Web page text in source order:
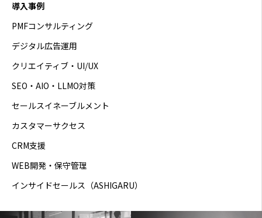
導入事例
PMFコンサルティング
デジタル広告運用
クリエイティブ・UI/UX
SEO・AIO・LLMO対策
セールスイネーブルメント
カスタマーサクセス
CRM支援
WEB開発・保守管理
インサイドセールス（ASHIGARU）